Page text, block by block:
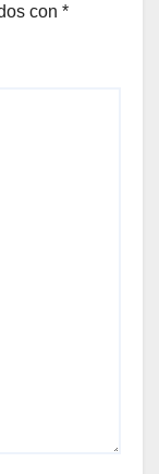
con *